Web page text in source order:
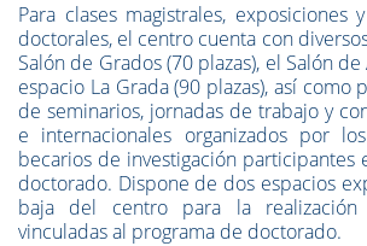
Para clases magistrales, exposiciones
doctorales, el centro cuenta con
Salón de Grados (70 plazas), el Salón de
espacio La Grada (90 plazas), así como
de seminarios, jornadas de trabajo y
e internacionales organizados por
becarios de investigación participantes
doctorado. Dispone de dos espacios
baja del centro para la realización
vinculadas al programa de doctorado.